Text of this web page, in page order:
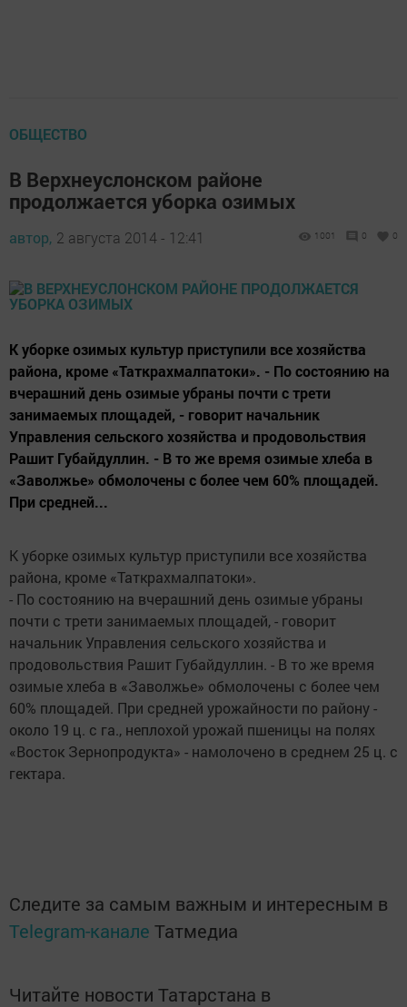
ОБЩЕСТВО
В Верхнеуслонском районе
продолжается уборка озимых
автор, 2 августа 2014 - 12:41 1001 0 0
К уборке озимых культур приступили все хозяйства
района, кроме «Таткрахмалпатоки». - По состоянию на
вчерашний день озимые убраны почти с трети
занимаемых площадей, - говорит начальник
Управления сельского хозяйства и продовольствия
Рашит Губайдуллин. - В то же время озимые хлеба в
«Заволжье» обмолочены с более чем 60% площадей.
При средней...
К уборке озимых культур приступили все хозяйства
района, кроме «Таткрахмалпатоки».
- По состоянию на вчерашний день озимые убраны
почти с трети занимаемых площадей, - говорит
начальник Управления сельского хозяйства и
продовольствия Рашит Губайдуллин. - В то же время
озимые хлеба в «Заволжье» обмолочены с более чем
60% площадей. При средней урожайности по району -
около 19 ц. с га., неплохой урожай пшеницы на полях
«Восток Зернопродукта» - намолочено в среднем 25 ц. с
гектара.
Следите за самым важным и интересным в
Telegram-канале Татмедиа
Читайте новости Татарстана в